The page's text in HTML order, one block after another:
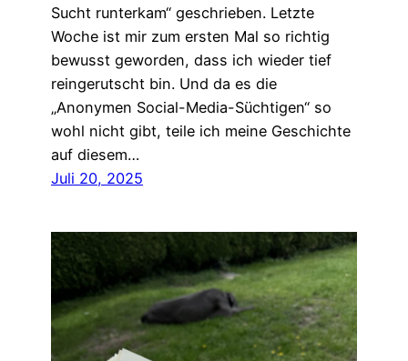
Sucht runterkam“ geschrieben. Letzte
Woche ist mir zum ersten Mal so richtig
bewusst geworden, dass ich wieder tief
reingerutscht bin. Und da es die
„Anonymen Social-Media-Süchtigen“ so
wohl nicht gibt, teile ich meine Geschichte
auf diesem…
Juli 20, 2025